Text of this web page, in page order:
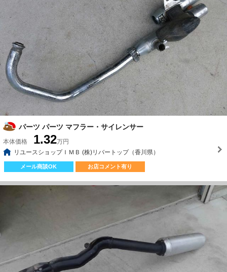
パーツ パーツ マフラー・サイレンサー
本体価格 1.32万円
リユースショップＩＭＢ (株)リバートップ（香川県）
メール商談OK お店コメント有り